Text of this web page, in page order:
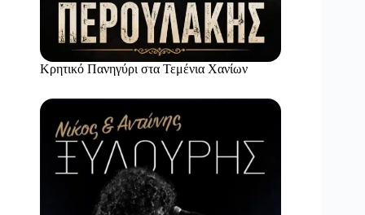
Κρητικό Πανηγύρι στα Τεμένια Χανίων